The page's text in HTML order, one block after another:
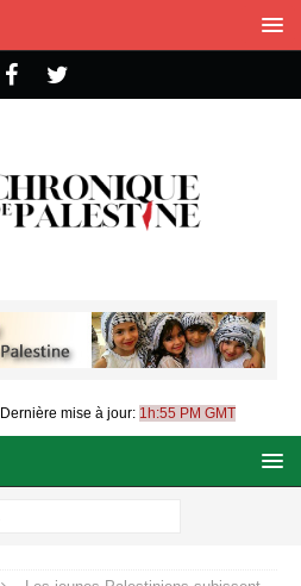
Dernière mise à jour: 1h:55 PM GMT